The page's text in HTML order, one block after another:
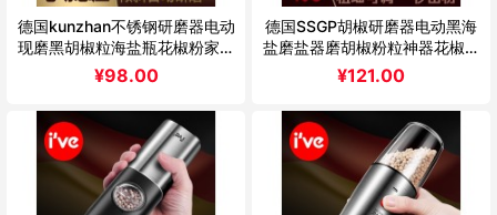
德国kunzhan不锈钢研磨器电动
现磨黑胡椒粒海盐瓶花椒粉家用
厨房
¥98.00
德国SSGP胡椒研磨器电动黑海
盐磨盐器磨胡椒粉粒神器花椒研
磨瓶
¥121.00